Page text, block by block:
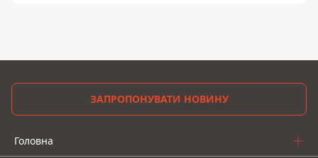
ЗАПРОПОНУВАТИ НОВИНУ
Головна